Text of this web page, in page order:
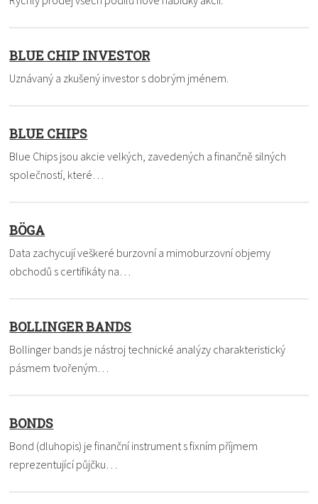
BLUE CHIP INVESTOR
Uznávaný a zkušený investor s dobrým jménem.
BLUE CHIPS
Blue Chips jsou akcie velkých, zavedených a finančně silných
společností, které…
BÖGA
Data zachycují veškeré burzovní a mimoburzovní objemy
obchodů s certifikáty na…
BOLLINGER BANDS
Bollinger bands je nástroj technické analýzy charakteristický
pásmem tvořeným…
BONDS
Bond (dluhopis) je finanční instrument s fixním příjmem
reprezentující půjčku…